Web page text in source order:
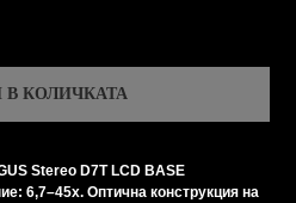
В КОЛИЧКАТА
Stereo D7T LCD BASE
6,7–45х. Оптична конструкция на